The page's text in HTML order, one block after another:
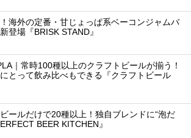
海外の定番・甘じょっぱ系ベーコンジャムバ
登場『BRISK STAND』
｜常時100種以上のクラフトビールが揃う！
とって飲み比べもできる『クラフトビール
ールだけで20種以上！独自ブレンドに“泡だ
BEER KITCHEN』